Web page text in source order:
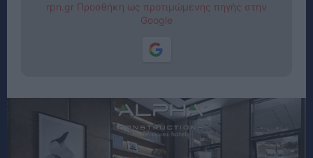
rpn.gr Προσθήκη ως προτιμώμενης πηγής στην
Google